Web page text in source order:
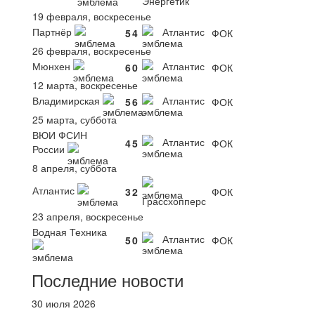
19 февраля, воскресенье
Партнёр
54 Атлантис ФОК
26 февраля, воскресенье
Мюнхен
60 Атлантис ФОК
12 марта, воскресенье
Владимирская
56 Атлантис ФОК
25 марта, суббота
ВЮИ ФСИН
России
45 Атлантис ФОК
8 апреля, суббота
Атлантис
32
Грассхопперс
ФОК
23 апреля, воскресенье
Водная Техника
50 Атлантис ФОК
Последние новости
30 июля 2026